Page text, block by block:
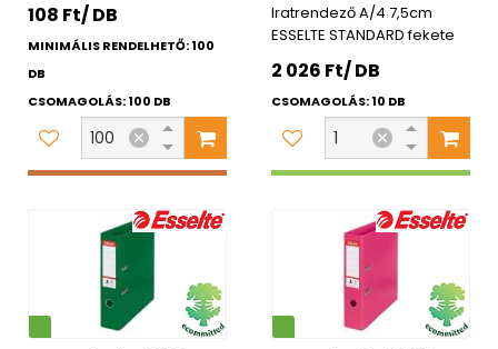
108 Ft/ DB
MINIMÁLIS RENDELHETŐ: 100
DB
CSOMAGOLÁS: 100 DB
Iratrendező A/4 7,5cm
ESSELTE STANDARD fekete
2 026 Ft/ DB
CSOMAGOLÁS: 10 DB
Környezetbarát